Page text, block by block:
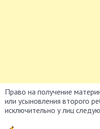
Право на получение
или усыновления второго
исключительно у лиц